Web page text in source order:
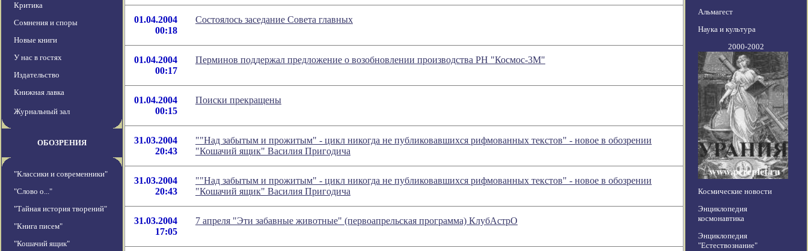
Критика
Сомнения и споры
Новые книги
У нас в гостях
Издательство
Книжная лавка
Журнальный зал
ОБОЗРЕНИЯ
"Классики и современники"
"Слово о..."
"Тайная история творений"
"Книга писем"
"Кошачий ящик"
01.04.2004
00:18
Состоялось заседание Совета главных
01.04.2004
00:17
Перминов поддержал предложение о возобновлении производства РН "Космос-3М"
01.04.2004
00:15
Поиски прекращены
31.03.2004
20:43
""Над забытым и прожитым" - цикл никогда не публиковавшихся рифмованных текстов" - новое в обозрении
"Кошачий ящик" Василия Пригодича
31.03.2004
20:43
""Над забытым и прожитым" - цикл никогда не публиковавшихся рифмованных текстов" - новое в обозрении
"Кошачий ящик" Василия Пригодича
31.03.2004
17:05
7 апреля "Эти забавные животные" (первоапрельская программа) КлубАстрО
Альмагест
Наука и культура
2000-2002
Космические новости
Энциклопедия
космонавтика
Энциклопедия
"Естествознание"